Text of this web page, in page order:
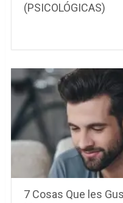
(PSICOLÓGICAS)
7 Cosas Que les